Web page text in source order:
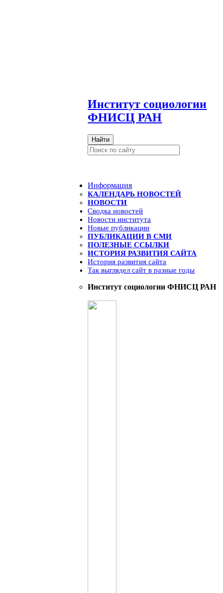
Институт социологии
ФНИСЦ РАН
Найти
Информация
КАЛЕНДАРЬ НОВОСТЕЙ
НОВОСТИ
Сводка новостей
Новости института
Новые публикации
ПУБЛИКАЦИИ В СМИ
ПОЛЕЗНЫЕ ССЫЛКИ
ИСТОРИЯ РАЗВИТИЯ САЙТА
История развития сайта
Так выглядел сайт в разные годы
Институт социологии ФНИСЦ РАН